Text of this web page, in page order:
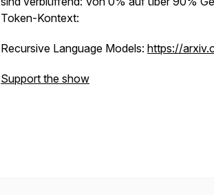
Token-Kontext:
Recursive Language Models: https://
Support the show